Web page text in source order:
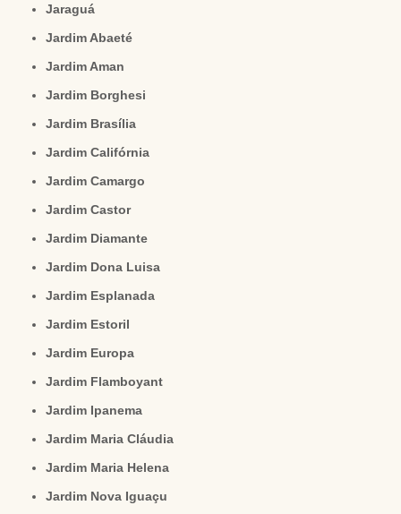
Jaraguá
Jardim Abaeté
Jardim Aman
Jardim Borghesi
Jardim Brasília
Jardim Califórnia
Jardim Camargo
Jardim Castor
Jardim Diamante
Jardim Dona Luisa
Jardim Esplanada
Jardim Estoril
Jardim Europa
Jardim Flamboyant
Jardim Ipanema
Jardim Maria Cláudia
Jardim Maria Helena
Jardim Nova Iguaçu